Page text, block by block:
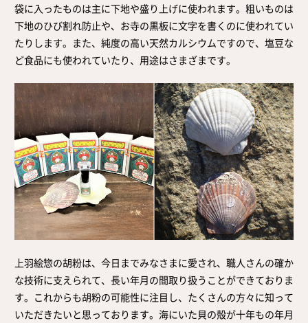
袋に入ったものは主に下地や盛り上げに使われます。粗いものは
下地のひび割れ防止や、お寺の黒板に文字を書くのに使われてい
たりします。また、純度の高い天然カルシウムですので、塩豆な
ど食品にも使われていたり、用途はさまざまです。
上羽絵惣の胡粉は、今日までみなさまに愛され、職人さんの確か
な技術に支えられて、長い年月の間取り扱うことができておりま
す。これからも胡粉の可能性に注目し、たくさんの方々に知って
いただきたいと思っております。海にいた貝の殻が十年もの年月